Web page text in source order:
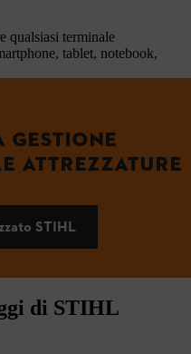
qualsiasi terminale
tablet, notebook,
GESTIONE
ATTREZZATURE
STIHL
di STIHL